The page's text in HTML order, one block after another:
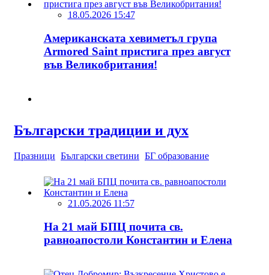
18.05.2026 15:47
Американската хевиметъл група
Armored Saint пристига през август
във Великобритания!
Български традиции и дух
Празници Български светини БГ образование
21.05.2026 11:57
На 21 май БПЦ почита св.
равноапостоли Константин и Елена